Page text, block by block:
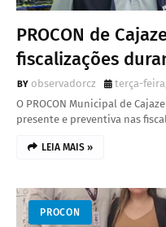
PROCON de
fiscalizações
observadorcz
terça-
O PROCON Municipal de
presente e preventiva nas
LEIA MAIS »
PROCON